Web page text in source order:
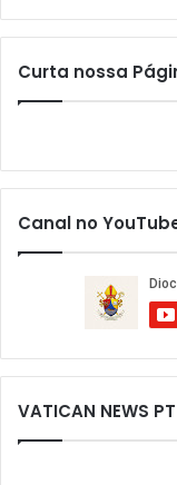
Curta nossa
Canal no
VATICAN NEWS PT